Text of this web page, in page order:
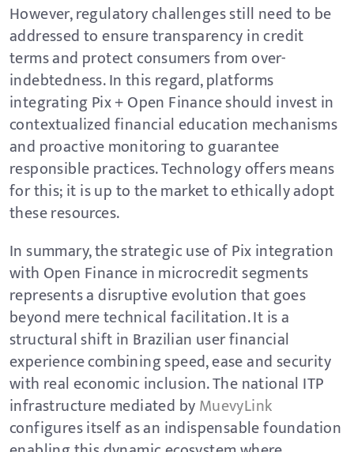
However, regulatory challenges still need to be
addressed to ensure transparency in credit
terms and protect consumers from over-
indebtedness. In this regard, platforms
integrating Pix + Open Finance should invest in
contextualized financial education mechanisms
and proactive monitoring to guarantee
responsible practices. Technology offers means
for this; it is up to the market to ethically adopt
these resources.
In summary, the strategic use of Pix integration
with Open Finance in microcredit segments
represents a disruptive evolution that goes
beyond mere technical facilitation. It is a
structural shift in Brazilian user financial
experience combining speed, ease and security
with real economic inclusion. The national ITP
infrastructure mediated byMuevyLink
configures itself as an indispensable foundation